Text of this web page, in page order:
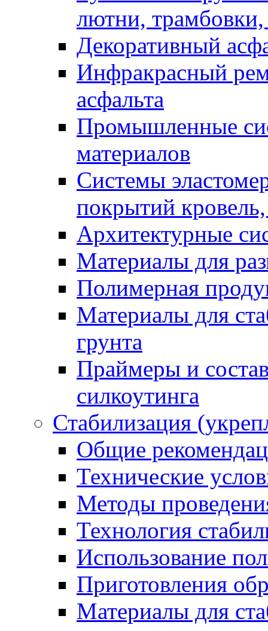
лютни, трамбовки,
Декоративный
Инфракрасный
асфальта
Промышленные
материалов
Системы
покрытий
Архитектурные
Материалы для
Полимерная
Материалы для
грунта
Праймеры и
силкоутинга
Стабилизация
Общие
Технические
Методы
Технология
Использование
Приготовления
Материалы для